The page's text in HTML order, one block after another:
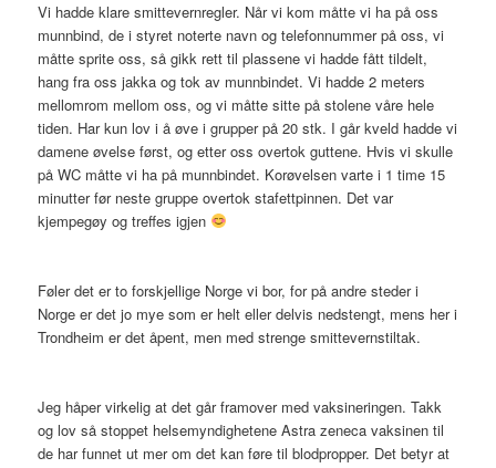
Vi hadde klare smittevernregler. Når vi kom måtte vi ha på oss
munnbind, de i styret noterte navn og telefonnummer på oss, vi
måtte sprite oss, så gikk rett til plassene vi hadde fått tildelt,
hang fra oss jakka og tok av munnbindet. Vi hadde 2 meters
mellomrom mellom oss, og vi måtte sitte på stolene våre hele
tiden. Har kun lov i å øve i grupper på 20 stk. I går kveld hadde vi
damene øvelse først, og etter oss overtok guttene. Hvis vi skulle
på WC måtte vi ha på munnbindet. Korøvelsen varte i 1 time 15
minutter før neste gruppe overtok stafettpinnen. Det var
kjempegøy og treffes igjen
Føler det er to forskjellige Norge vi bor, for på andre steder i
Norge er det jo mye som er helt eller delvis nedstengt, mens her i
Trondheim er det åpent, men med strenge smittevernstiltak.
Jeg håper virkelig at det går framover med vaksineringen. Takk
og lov så stoppet helsemyndighetene Astra zeneca vaksinen til
de har funnet ut mer om det kan føre til blodpropper. Det betyr at